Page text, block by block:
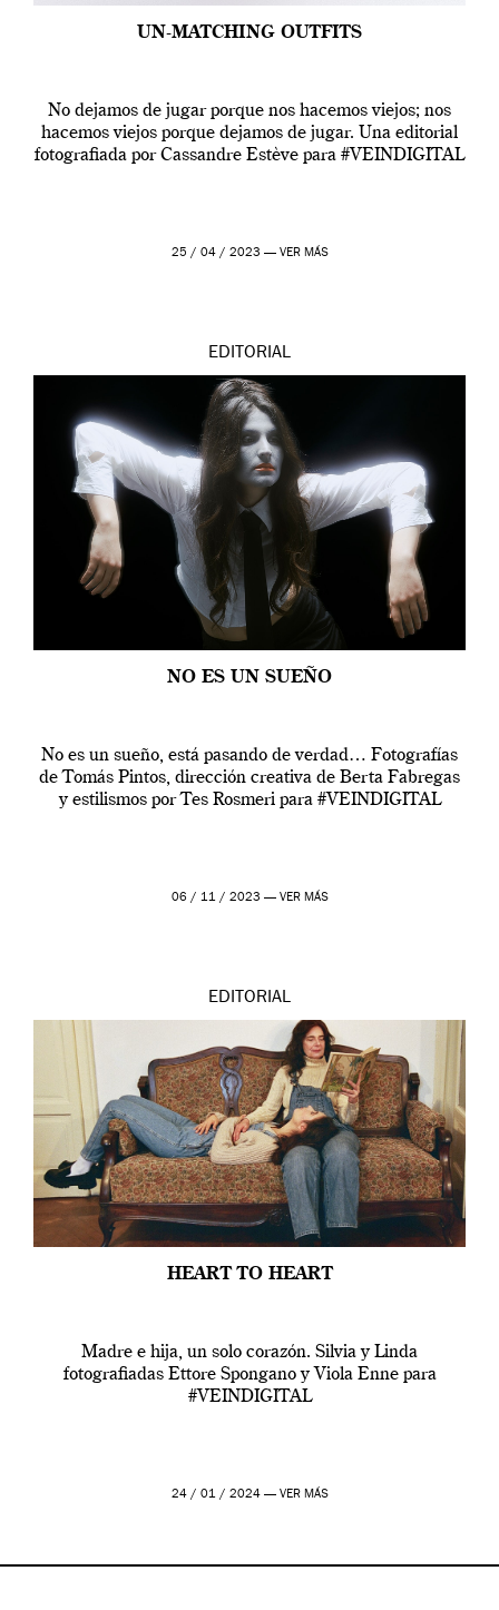
UN-MATCHING OUTFITS
No dejamos de jugar porque nos hacemos viejos; nos
hacemos viejos porque dejamos de jugar. Una editorial
fotografiada por Cassandre Estève para #VEINDIGITAL
25 / 04 / 2023 — VER MÁS
EDITORIAL
NO ES UN SUEÑO
No es un sueño, está pasando de verdad… Fotografías
de Tomás Pintos, dirección creativa de Berta Fabregas
y estilismos por Tes Rosmeri para #VEINDIGITAL
06 / 11 / 2023 — VER MÁS
EDITORIAL
HEART TO HEART
Madre e hija, un solo corazón. Silvia y Linda
fotografiadas Ettore Spongano y Viola Enne para
#VEINDIGITAL
24 / 01 / 2024 — VER MÁS